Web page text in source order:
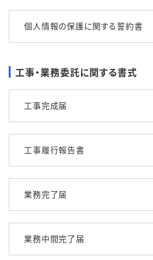
個人情報の保護に関する誓約書
工事・業務委託に関する書式
工事完成届
工事履行報告書
業務完了届
業務中間完了届